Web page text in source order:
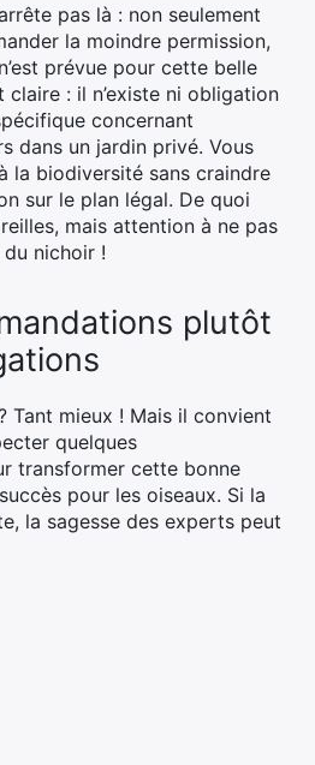
pas là : non seulement
la moindre permission,
prévue pour cette belle
: il n’existe ni obligation
concernant
dans un jardin privé. Vous
la biodiversité sans craindre
sur le plan légal. De quoi
mais attention à ne pas
nichoir !
plutôt
Tant mieux ! Mais il convient
quelques
transformer cette bonne
pour les oiseaux. Si la
la sagesse des experts peut